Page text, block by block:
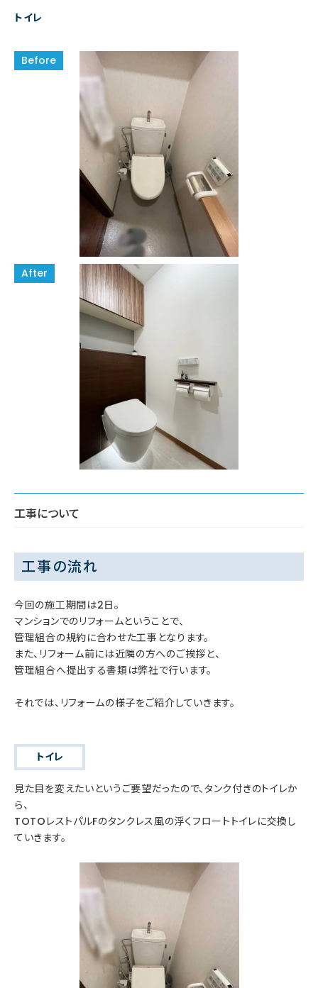
トイレ
工事について
工事の流れ
今回の施工期間は2日。
マンションでのリフォームということで、
管理組合の規約に合わせた工事となります。
また、リフォーム前には近隣の方へのご挨拶と、
管理組合へ提出する書類は弊社で行います。
それでは、リフォームの様子をご紹介していきます。
トイレ
見た目を変えたいというご要望だったので、タンク付きのトイレか
ら、
TOTOレストパルFのタンクレス風の浮くフロートトイレに交換し
ていきます。